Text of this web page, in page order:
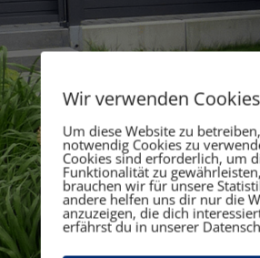
Wir verwenden Cookies
Um diese Website zu
notwendig Cookies zu
Cookies sind erforderlich, um
Funktionalität zu
brauchen wir für unsere
andere helfen uns dir nur die
anzuzeigen, die dich
erfährst du in unserer